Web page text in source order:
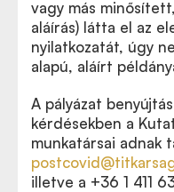
vagy más
aláírás) látta el az
nyilatkozatát, úgy
alapú, aláírt
A pályázat
kérdésekben a
munkatársai adnak
illetve a +36 1 411